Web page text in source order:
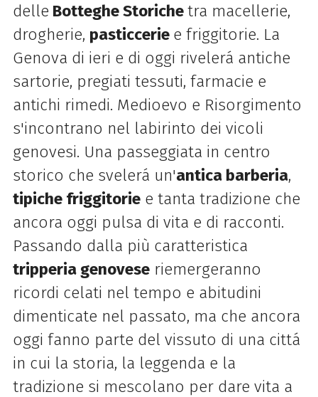
delle Botteghe Storichetra macellerie,
drogherie, pasticcerie e friggitorie. La
Genova di ieri e di oggi rivelerá antiche
sartorie, pregiati tessuti, farmacie e
antichi rimedi. Medioevo e Risorgimento
s'incontrano nel labirinto dei vicoli
genovesi. Una passeggiata in centro
storico che svelerá un'antica barberia,
tipiche friggitoriee tanta tradizione che
ancora oggi pulsa di vita e di racconti.
Passando dalla più caratteristica
tripperia genoveseriemergeranno
ricordi celati nel tempo e abitudini
dimenticate nel passato, ma che ancora
oggi fanno parte del vissuto di una cittá
in cui la storia, la leggenda e la
tradizione si mescolano per dare vita a